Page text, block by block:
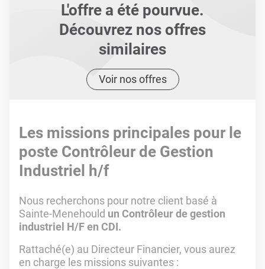
L'offre a été pourvue.
Découvrez nos offres
similaires
Voir nos offres
Les missions principales pour le
poste Contrôleur de Gestion
Industriel h/f
Nous recherchons pour notre client basé à
Sainte-Menehould un Contrôleur de gestion
industriel H/F en CDI.
Rattaché(e) au Directeur Financier, vous aurez
en charge les missions suivantes :